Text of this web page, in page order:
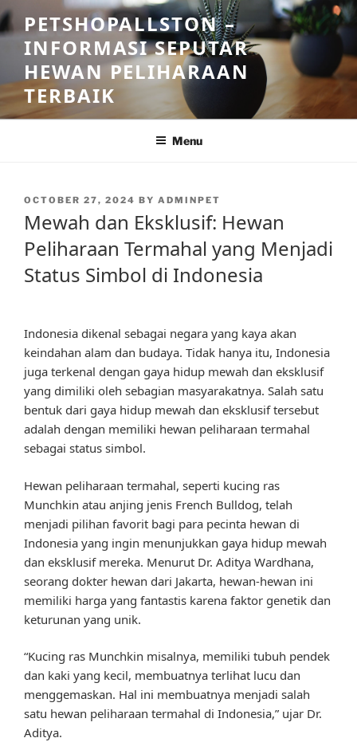
Skip
to
content
PETSHOPALLSTON –
INFORMASI SEPUTAR
HEWAN PELIHARAAN
TERBAIK
Menu
POSTED
OCTOBER 27, 2024 BY ADMINPET
Mewah dan Eksklusif: Hewan
Peliharaan Termahal yang Menjadi
Status Simbol di Indonesia
Indonesia dikenal sebagai negara yang kaya akan
keindahan alam dan budaya. Tidak hanya itu, Indonesia
juga terkenal dengan gaya hidup mewah dan eksklusif
yang dimiliki oleh sebagian masyarakatnya. Salah satu
bentuk dari gaya hidup mewah dan eksklusif tersebut
adalah dengan memiliki hewan peliharaan termahal
sebagai status simbol.
Hewan peliharaan termahal, seperti kucing ras
Munchkin atau anjing jenis French Bulldog, telah
menjadi pilihan favorit bagi para pecinta hewan di
Indonesia yang ingin menunjukkan gaya hidup mewah
dan eksklusif mereka. Menurut Dr. Aditya Wardhana,
seorang dokter hewan dari Jakarta, hewan-hewan ini
memiliki harga yang fantastis karena faktor genetik dan
keturunan yang unik.
“Kucing ras Munchkin misalnya, memiliki tubuh pendek
dan kaki yang kecil, membuatnya terlihat lucu dan
menggemaskan. Hal ini membuatnya menjadi salah
satu hewan peliharaan termahal di Indonesia,” ujar Dr.
Aditya.